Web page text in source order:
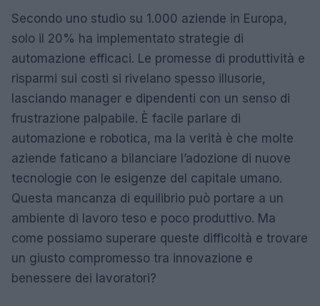
Secondo uno studio su 1.000 aziende in Europa,
solo il 20% ha implementato strategie di
automazione efficaci. Le promesse di produttività e
risparmi sui costi si rivelano spesso illusorie,
lasciando manager e dipendenti con un senso di
frustrazione palpabile. È facile parlare di
automazione e robotica, ma la verità è che molte
aziende faticano a bilanciare l’adozione di nuove
tecnologie con le esigenze del capitale umano.
Questa mancanza di equilibrio può portare a un
ambiente di lavoro teso e poco produttivo. Ma
come possiamo superare queste difficoltà e trovare
un giusto compromesso tra innovazione e
benessere dei lavoratori?